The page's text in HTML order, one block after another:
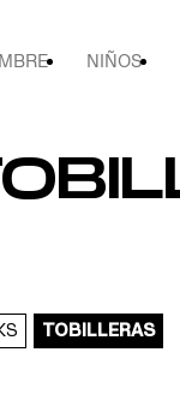
NIÑOS
TOBILLERAS